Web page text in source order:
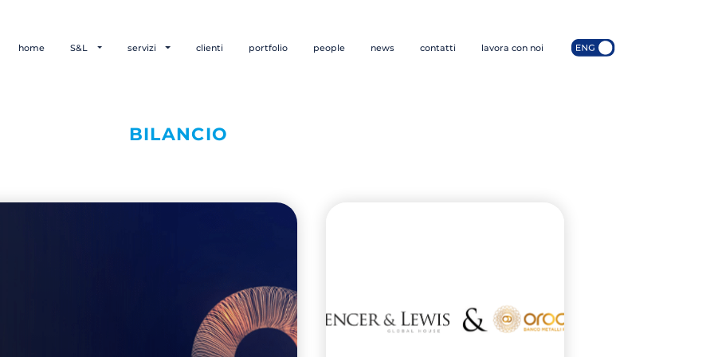
home S&L servizi clienti portfolio people news contatti lavora con noi
BILANCIO